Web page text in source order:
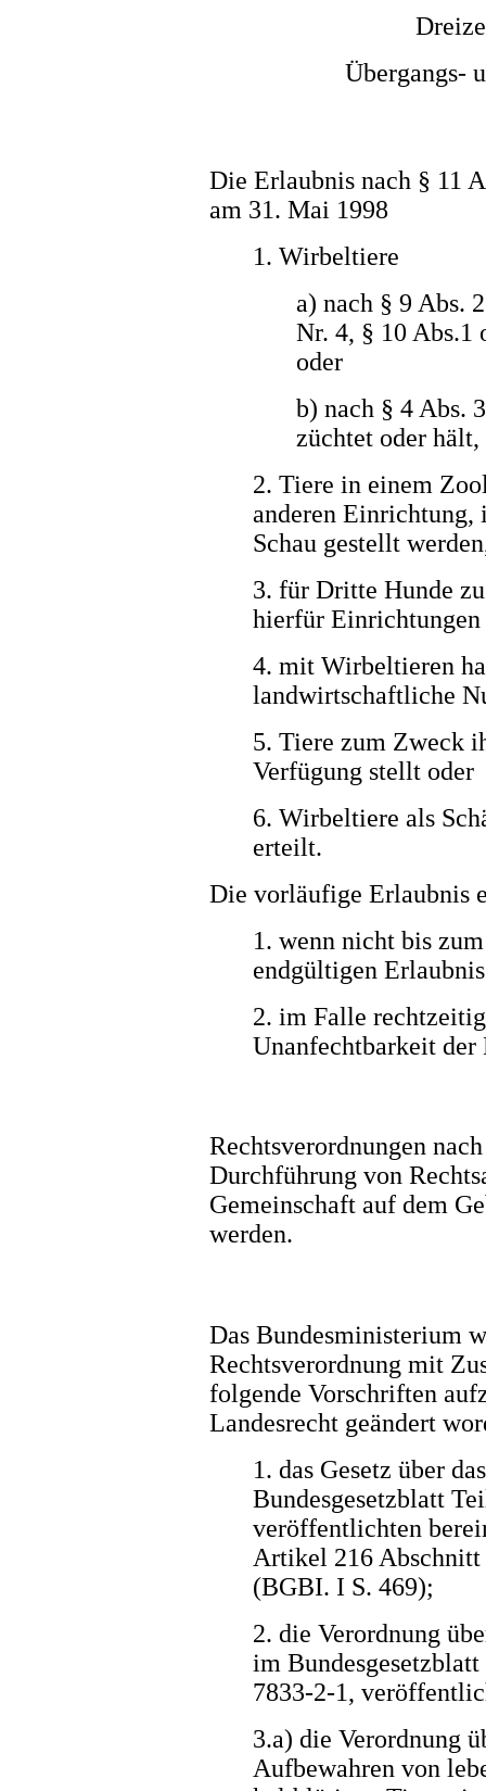
Übergangs-
Die Erlaubnis nach § 11
am 31. Mai 1998
1. Wirbeltiere
a) nach § 9 Abs.
Nr. 4, § 10 Abs.1
oder
b) nach § 4 Abs.
züchtet oder hält,
2. Tiere in einem
anderen Einrichtung,
Schau gestellt
3. für Dritte Hunde
hierfür
4. mit Wirbeltieren
landwirtschaftliche
5. Tiere zum Zweck
Verfügung stellt oder
6. Wirbeltiere als
erteilt.
Die vorläufige Erlaubnis
1. wenn nicht bis
endgültigen
2. im Falle
Unanfechtbarkeit der
Rechtsverordnungen
Durchführung von
Gemeinschaft auf dem
werden.
Das Bundesministerium
Rechtsverordnung mit
folgende Vorschriften
Landesrecht geändert
1. das Gesetz über
Bundesgesetzblatt
veröffentlichten
Artikel 216 Abschnitt
(BGBI. I S. 469);
2. die Verordnung
im
7833-2-1,
3.a) die Verordnung
Aufbewahren von